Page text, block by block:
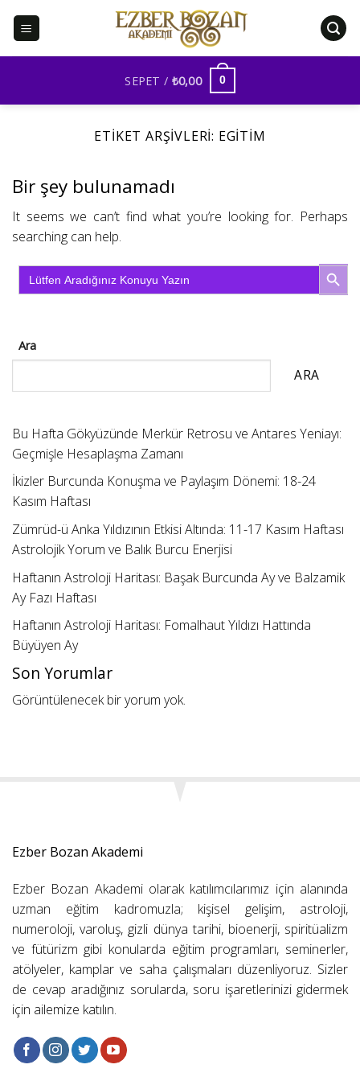
SEPET / ₺0,00 0
ETIKET ARŞIVLERI: EGITIM
Bir şey bulunamadı
It seems we can’t find what you’re looking for. Perhaps
searching can help.
Search
for:
SEARCH
Ara
ARA
Bu Hafta Gökyüzünde Merkür Retrosu ve Antares Yeniayı:
Geçmişle Hesaplaşma Zamanı
İkizler Burcunda Konuşma ve Paylaşım Dönemi: 18-24
Kasım Haftası
Zümrüd-ü Anka Yıldızının Etkisi Altında: 11-17 Kasım Haftası
Astrolojik Yorum ve Balık Burcu Enerjisi
Haftanın Astroloji Haritası: Başak Burcunda Ay ve Balzamik
Ay Fazı Haftası
Haftanın Astroloji Haritası: Fomalhaut Yıldızı Hattında
Büyüyen Ay
Son Yorumlar
Görüntülenecek bir yorum yok.
Ezber Bozan Akademi
Ezber Bozan Akademi olarak katılımcılarımız için alanında
uzman eğitim kadromuzla; kişisel gelişim, astroloji,
numeroloji, varoluş, gizli dünya tarihi, bioenerji, spiritüalizm
ve fütürizm gibi konularda eğitim programları, seminerler,
atölyeler, kamplar ve saha çalışmaları düzenliyoruz. Sizler
de cevap aradığınız sorularda, soru işaretlerinizi gidermek
için ailemize katılın.